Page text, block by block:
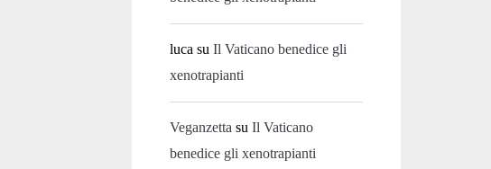
luca suIl Vaticano benedice gli
xenotrapianti
Veganzetta suIl Vaticano
benedice gli xenotrapianti